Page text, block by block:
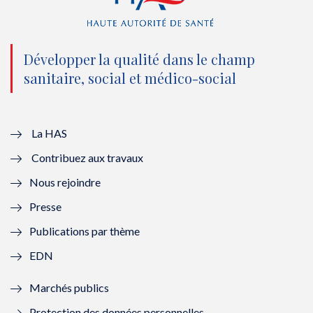
n
o
u
l
l
f
n
k
(
n
o
e
e
(
n
o
u
(
n
o
Développer la qualité dans le champ
sanitaire, social et médico-social
La HAS
Contribuez aux travaux
Nous rejoindre
Presse
Publications par thème
EDN
Marchés publics